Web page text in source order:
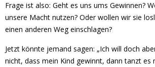
Frage ist also: Geht es uns ums Gewinnen?
unsere Macht nutzen? Oder wollen wir sie
einen anderen Weg einschlagen?
Jetzt könnte jemand sagen: „Ich will doch
nicht, dass mein Kind gewinnt, dann tanzt es